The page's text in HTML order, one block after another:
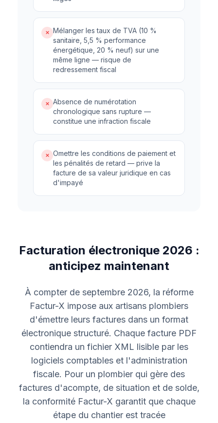
✗ Mélanger les taux de TVA (10 %
sanitaire, 5,5 % performance
énergétique, 20 % neuf) sur une
même ligne — risque de
redressement fiscal
✗ Absence de numérotation
chronologique sans rupture —
constitue une infraction fiscale
✗ Omettre les conditions de paiement et
les pénalités de retard — prive la
facture de sa valeur juridique en cas
d'impayé
Facturation électronique 2026 :
anticipez maintenant
À compter de septembre 2026, la réforme
Factur-X impose aux artisans plombiers
d'émettre leurs factures dans un format
électronique structuré. Chaque facture PDF
contiendra un fichier XML lisible par les
logiciels comptables et l'administration
fiscale. Pour un plombier qui gère des
factures d'acompte, de situation et de solde,
la conformité Factur-X garantit que chaque
étape du chantier est tracée